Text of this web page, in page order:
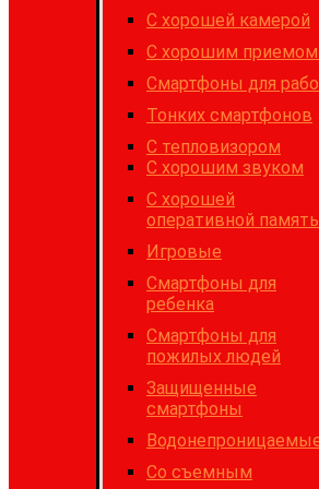
C хорошей камерой
С хорошим приемом
Cмартфоны для
Тонких смартфонов
С тепловизором
С хорошим звуком
С хорошей
оперативной
Игровые
Cмартфоны для
ребенка
Смартфоны для
пожилых людей
Защищенные
смартфоны
Со съемным